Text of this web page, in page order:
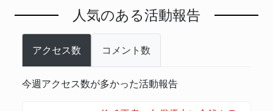
人気のある活動報告
アクセス数 コメント数
今週アクセス数が多かった活動報告